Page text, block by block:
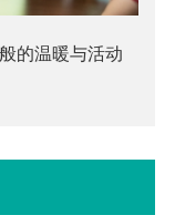
的温暖与活动